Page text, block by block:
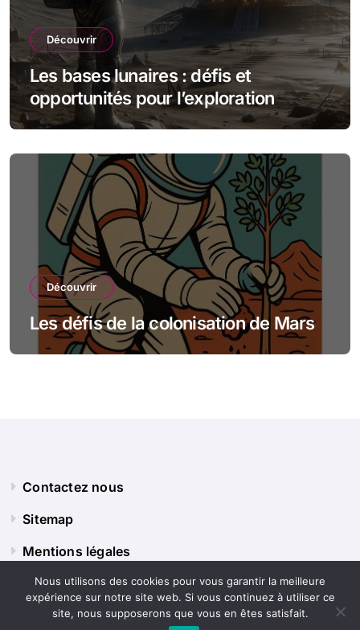
Découvrir
Les bases lunaires : défis et
opportunités pour l’exploration
spatiale
Découvrir
Les défis de la colonisation de Mars
Contactez nous
Sitemap
Mentions légales
Nous utilisons des cookies pour vous garantir la meilleure
expérience sur notre site web. Si vous continuez à utiliser ce
site, nous supposerons que vous en êtes satisfait.